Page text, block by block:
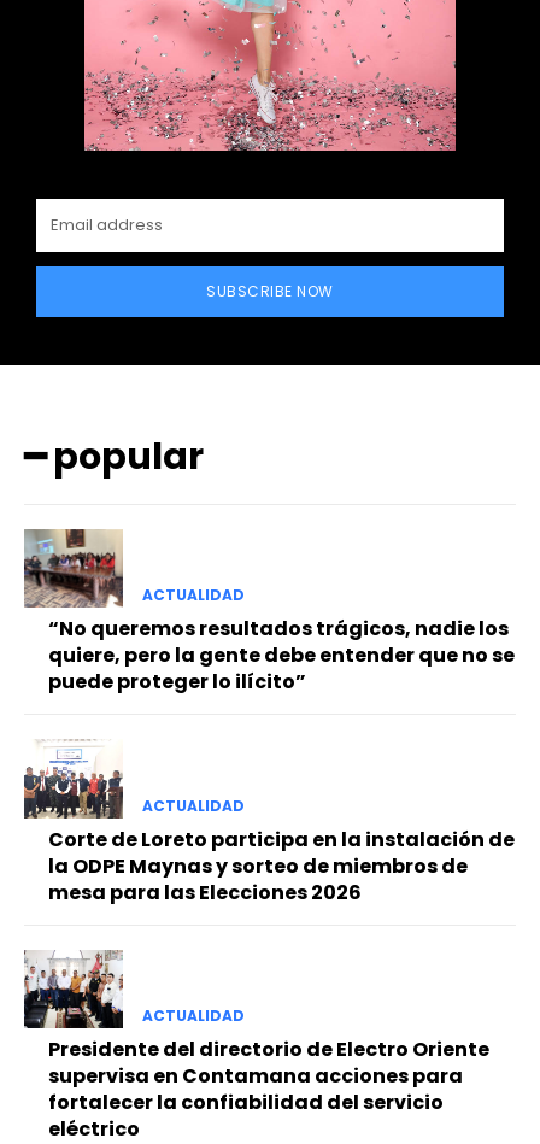
SUBSCRIBE NOW
━ popular
ACTUALIDAD
“No queremos resultados trágicos, nadie los
quiere, pero la gente debe entender que no se
puede proteger lo ilícito”
ACTUALIDAD
Corte de Loreto participa en la instalación de
la ODPE Maynas y sorteo de miembros de
mesa para las Elecciones 2026
ACTUALIDAD
Presidente del directorio de Electro Oriente
supervisa en Contamana acciones para
fortalecer la confiabilidad del servicio
eléctrico